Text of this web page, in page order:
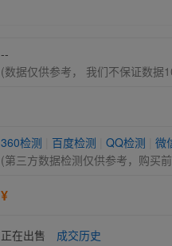
--
(数据仅供参考， 我们不保证数据
360检测 百度检测 QQ检测 微
(第三方数据检测仅供参考，购买
¥
正在出售 成交历史